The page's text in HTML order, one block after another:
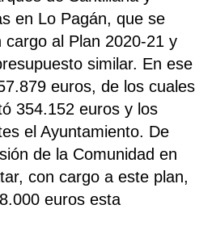
en Lo Pagán, que se
cargo al Plan 2020-21 y
similar. En ese
euros, de los cuales
354.152 euros y los
el Ayuntamiento. De
de la Comunidad en
con cargo a este plan,
euros esta